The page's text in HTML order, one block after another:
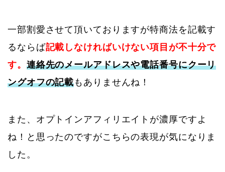
一部割愛させて頂いておりますが特商法を記載す
るならば記載しなければいけない項目が不十分で
す。 連絡先のメールアドレスや電話番号にクーリ
ングオフの記載もありませんね！
また、オプトインアフィリエイトが濃厚ですよ
ね！と思ったのですがこちらの表現が気になりま
した。